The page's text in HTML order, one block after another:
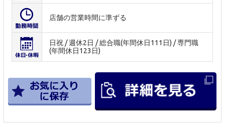
店舗の営業時間に準ずる
日祝 / 週休2日 / 総合職(年間休日111日) / 専門職
(年間休日123日)